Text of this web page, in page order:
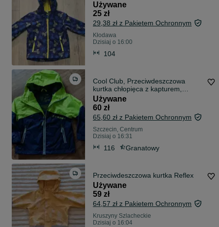
Używane
25 zł
29,38 zł z Pakietem Ochronnym
Kłodawa
Dzisiaj o 16:00
104
Cool Club, Przeciwdeszczowa
kurtka chłopięca z kapturem,
zielono granatowym
Używane
60 zł
65,60 zł z Pakietem Ochronnym
Szczecin, Centrum
Dzisiaj o 16:31
116 Granatowy
Przeciwdeszczowa kurtka Reflex
Używane
59 zł
64,57 zł z Pakietem Ochronnym
Kruszyny Szlacheckie
Dzisiaj o 16:04